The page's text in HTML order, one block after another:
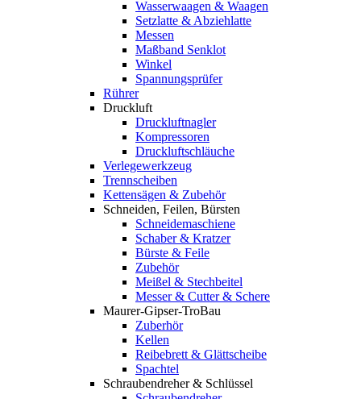
Wasserwaagen & Waagen
Setzlatte & Abziehlatte
Messen
Maßband Senklot
Winkel
Spannungsprüfer
Rührer
Druckluft
Druckluftnagler
Kompressoren
Druckluftschläuche
Verlegewerkzeug
Trennscheiben
Kettensägen & Zubehör
Schneiden, Feilen, Bürsten
Schneidemaschiene
Schaber & Kratzer
Bürste & Feile
Zubehör
Meißel & Stechbeitel
Messer & Cutter & Schere
Maurer-Gipser-TroBau
Zuberhör
Kellen
Reibebrett & Glättscheibe
Spachtel
Schraubendreher & Schlüssel